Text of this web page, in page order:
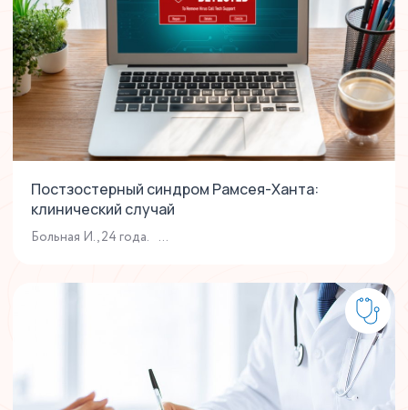
Постзостерный синдром Рамсея-Ханта:
клинический случай
Больная И., 24 года. ...